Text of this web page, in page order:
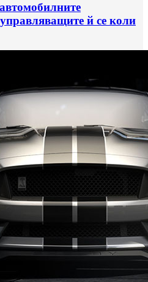
й се коли